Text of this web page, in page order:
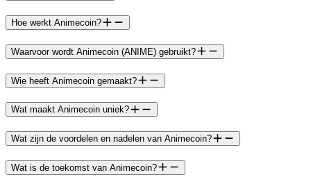
Hoe werkt Animecoin?
Waarvoor wordt Animecoin (ANIME) gebruikt?
Wie heeft Animecoin gemaakt?
Wat maakt Animecoin uniek?
Wat zijn de voordelen en nadelen van Animecoin?
Wat is de toekomst van Animecoin?